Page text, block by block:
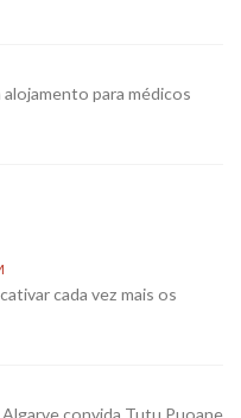
para médicos
cada vez mais os